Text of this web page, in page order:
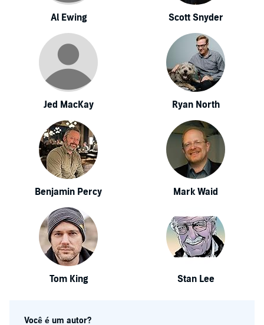
Al Ewing Scott Snyder
Jed MacKay Ryan North
Benjamin Percy Mark Waid
Tom King Stan Lee
Você é um autor?